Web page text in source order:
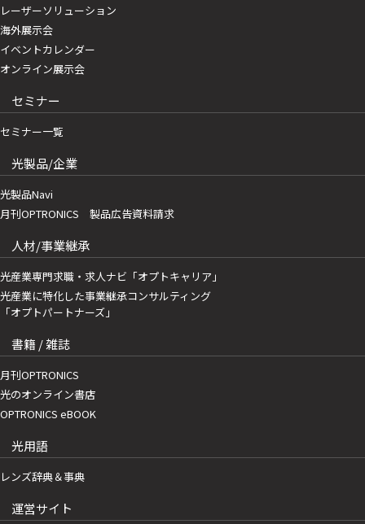
レーザーソリューション
海外展示会
イベントカレンダー
オンライン展示会
セミナー
セミナー一覧
光製品/企業
光製品Navi
月刊OPTRONICS 製品広告資料請求
人材/事業継承
光産業専門求職・求人ナビ「オプトキャリア」
光産業に特化した事業継承コンサルティング
「オプトパートナーズ」
書籍 / 雑誌
月刊OPTRONICS
光のオンライン書店
OPTRONICS eBOOK
光用語
レンズ辞典＆事典
運営サイト